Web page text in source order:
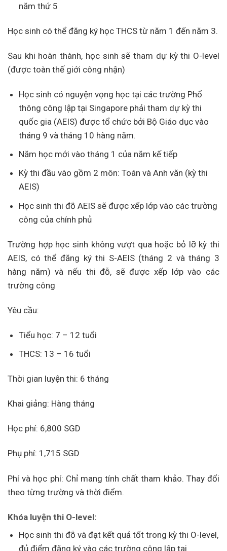
năm thứ 5
Học sinh có thể đăng ký học THCS từ năm 1 đến năm 3.
Sau khi hoàn thành, học sinh sẽ tham dự kỳ thi O-level
(được toàn thế giới công nhận)
Học sinh có nguyện vọng học tại các trường Phổ
thông công lập tại Singapore phải tham dự kỳ thi
quốc gia (AEIS) được tổ chức bởi Bộ Giáo dục vào
tháng 9 và tháng 10 hàng năm.
Năm học mới vào tháng 1 của năm kế tiếp
Kỳ thi đầu vào gồm 2 môn: Toán và Anh văn (kỳ thi
AEIS)
Học sinh thi đỗ AEIS sẽ được xếp lớp vào các trường
công của chính phủ
Trường hợp học sinh không vượt qua hoặc bỏ lỡ kỳ thi
AEIS, có thể đăng ký thi S-AEIS (tháng 2 và tháng 3
hàng năm) và nếu thi đỗ, sẽ được xếp lớp vào các
trường công
Yêu cầu:
Tiểu học: 7 – 12 tuổi
THCS: 13 – 16 tuổi
Thời gian luyện thi: 6 tháng
Khai giảng: Hàng tháng
Học phí: 6,800 SGD
Phụ phí: 1,715 SGD
Phí và học phí: Chỉ mang tính chất tham khảo. Thay đổi
theo từng trường và thời điểm.
Khóa luyện thi O-level:
Học sinh thi đỗ và đạt kết quả tốt trong kỳ thi O-level,
đủ điểm đăng ký vào các trường công lập tại